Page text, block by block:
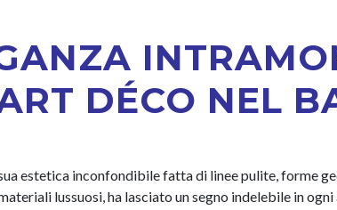
DÉCO NEL
estetica inconfondibile fatta di linee pulite, forme
lussuosi, ha lasciato un segno indelebile in